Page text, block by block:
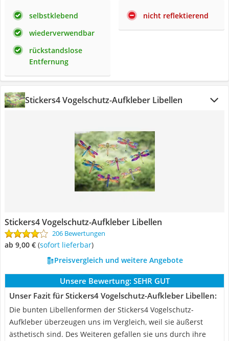
selbstklebend
wiederverwendbar
rückstandslose
Entfernung
nicht reflektierend
Stickers4 Vogelschutz-Aufkleber Libellen
Stickers4 Vogelschutz-Aufkleber Libellen
206 Bewertungen
ab 9,00 € ( Sofort lieferbar)
Preisvergleich und weitere Angebote
Unsere Bewertung: SEHR GUT
Unser Fazit für Stickers4 Vogelschutz-Aufkleber Libellen:
Die bunten Libellenformen der Stickers4 Vogelschutz-
Aufkleber überzeugen uns im Vergleich, weil sie äußerst
ästhetisch sind. Des Weiteren gefallen sie uns durch ihre